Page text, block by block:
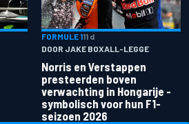
FORMULE 111 d
DOOR JAKE BOXALL-LEGGE
Norris en Verstappen
presteerden boven
verwachting in Hongarije -
symbolisch voor hun F1-
seizoen 2026